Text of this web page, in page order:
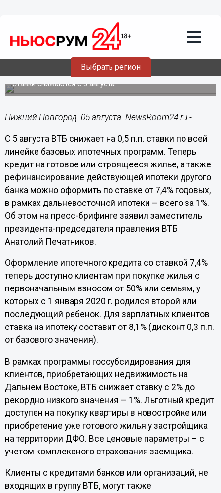
Выбрать регион
Недвижимость
ВТБ снижает ставки по ипотеке
Ставки снижаются с 5 августа.
Нижний Новгород. 05 августа. NewsRoom24.ru -
С 5 августа ВТБ снижает на 0,5 п.п. ставки по всей
линейке базовых ипотечных программ. Теперь
кредит на готовое или строящееся жилье, а также
рефинансирование действующей ипотеки другого
банка можно оформить по ставке от 7,4% годовых,
в рамках дальневосточной ипотеки – всего за 1%.
Об этом на пресс-брифинге заявил заместитель
президента-председателя правления ВТБ
Анатолий Печатников.
Оформление ипотечного кредита со ставкой 7,4%
теперь доступно клиентам при покупке жилья с
первоначальным взносом от 50% или семьям, у
которых с 1 января 2020 г. родился второй или
последующий ребенок. Для зарплатных клиентов
ставка на ипотеку составит от 8,1% (дисконт 0,3 п.п.
от базового значения).
В рамках программы госсубсидирования для
клиентов, приобретающих недвижимость на
Дальнем Востоке, ВТБ снижает ставку с 2% до
рекордно низкого значения – 1%. Льготный кредит
доступен на покупку квартиры в новостройке или
приобретение уже готового жилья у застройщика
на территории ДФО. Все ценовые параметры – с
учетом комплексного страхования заемщика.
Клиенты с кредитами банков или организаций, не
входящих в группу ВТБ, могут также